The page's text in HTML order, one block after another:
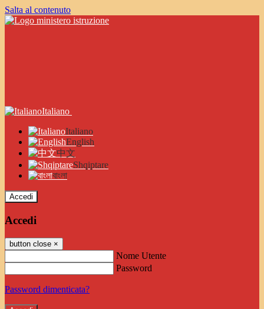
Salta al contenuto
Italiano
Italiano
English
中文
Shqiptare
বাংলা
Accedi
Accedi
button close ×
Nome Utente
Password
Password dimenticata?